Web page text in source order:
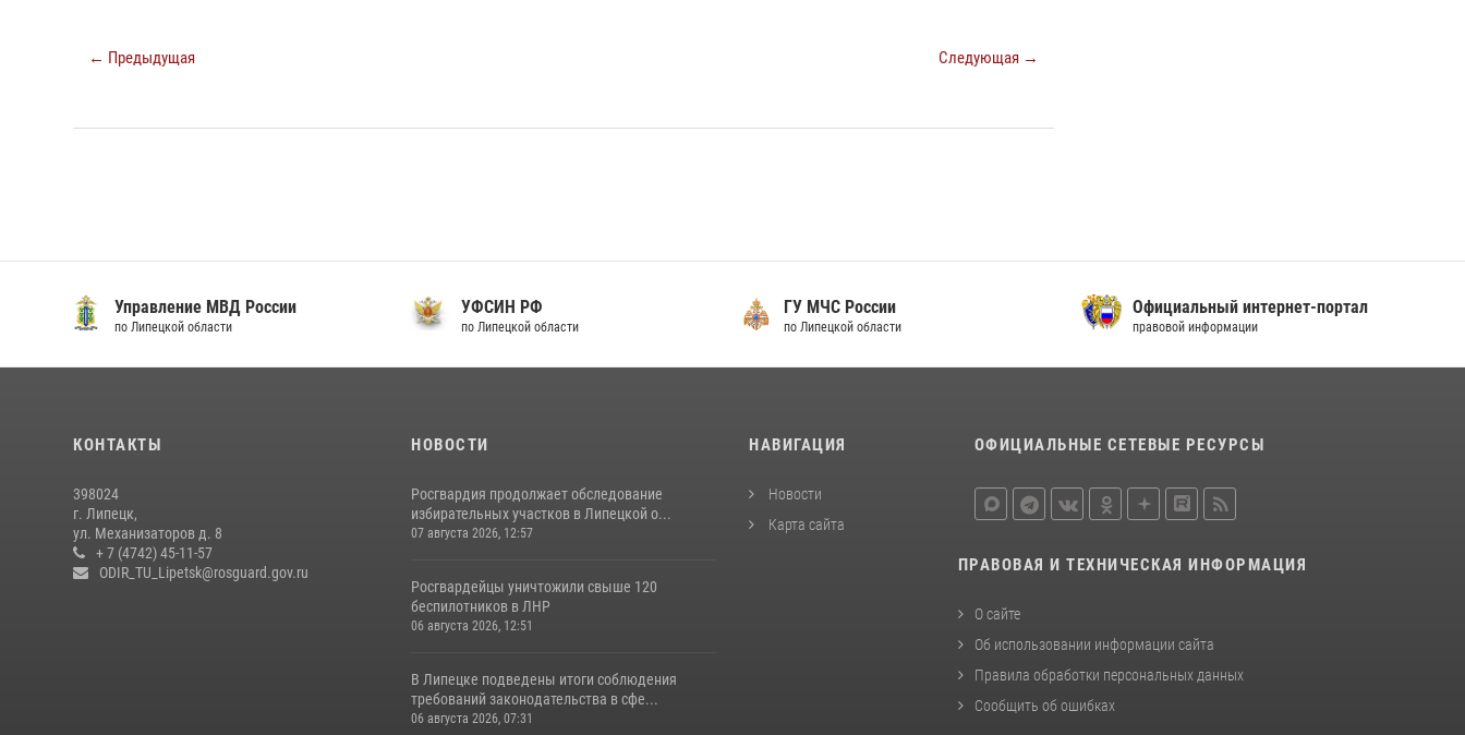
← Предыдущая Следующая →
металлурга
20 июля 2026, 12:22
Росгвардия обеспечила безопасность во
Управление МВД России
по Липецкой области
УФСИН РФ
по Липецкой области
ГУ МЧС России
по Липецкой области
Официальный интернет-портал
правовой информации
КОНТАКТЫ
398024
г. Липецк,
ул. Механизаторов д. 8
+ 7 (4742) 45-11-57
ODIR_TU_Lipetsk@rosguard.gov.ru
НОВОСТИ
Росгвардия продолжает обследование
избирательных участков в Липецкой о...
07 августа 2026, 12:57
Росгвардейцы уничтожили свыше 120
беспилотников в ЛНР
06 августа 2026, 12:51
В Липецке подведены итоги соблюдения
требований законодательства в сфе...
06 августа 2026, 07:31
НАВИГАЦИЯ
Новости
Карта сайта
ОФИЦИАЛЬНЫЕ СЕТЕВЫЕ РЕСУРСЫ
ПРАВОВАЯ И ТЕХНИЧЕСКАЯ ИНФОРМАЦИЯ
О сайте
Об использовании информации сайта
Правила обработки персональных данных
Сообщить об ошибках